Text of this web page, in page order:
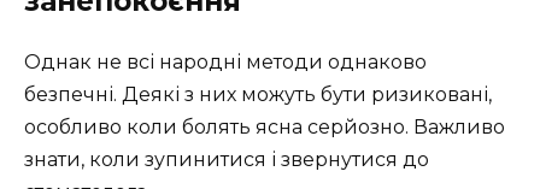
Однак не всі народні методи однаково
безпечні. Деякі з них можуть бути ризиковані,
особливо коли болять ясна серйозно. Важливо
знати, коли зупинитися і звернутися до